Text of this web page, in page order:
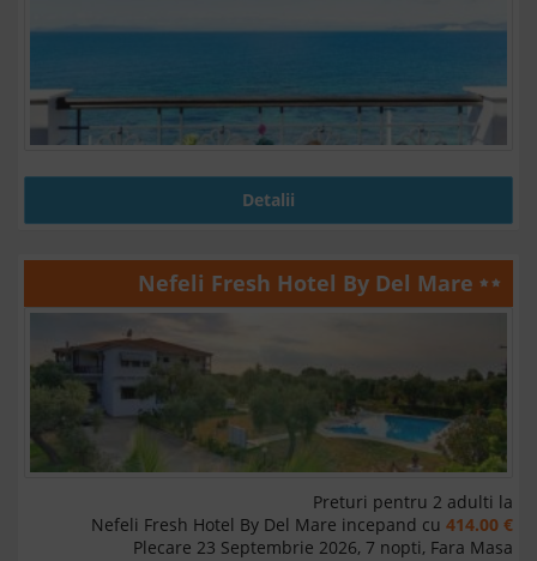
Detalii
Nefeli Fresh Hotel By Del Mare
Preturi pentru 2 adulti la
Nefeli Fresh Hotel By Del Mare incepand cu 414.00 €
Plecare 23 Septembrie 2026, 7 nopti, Fara Masa